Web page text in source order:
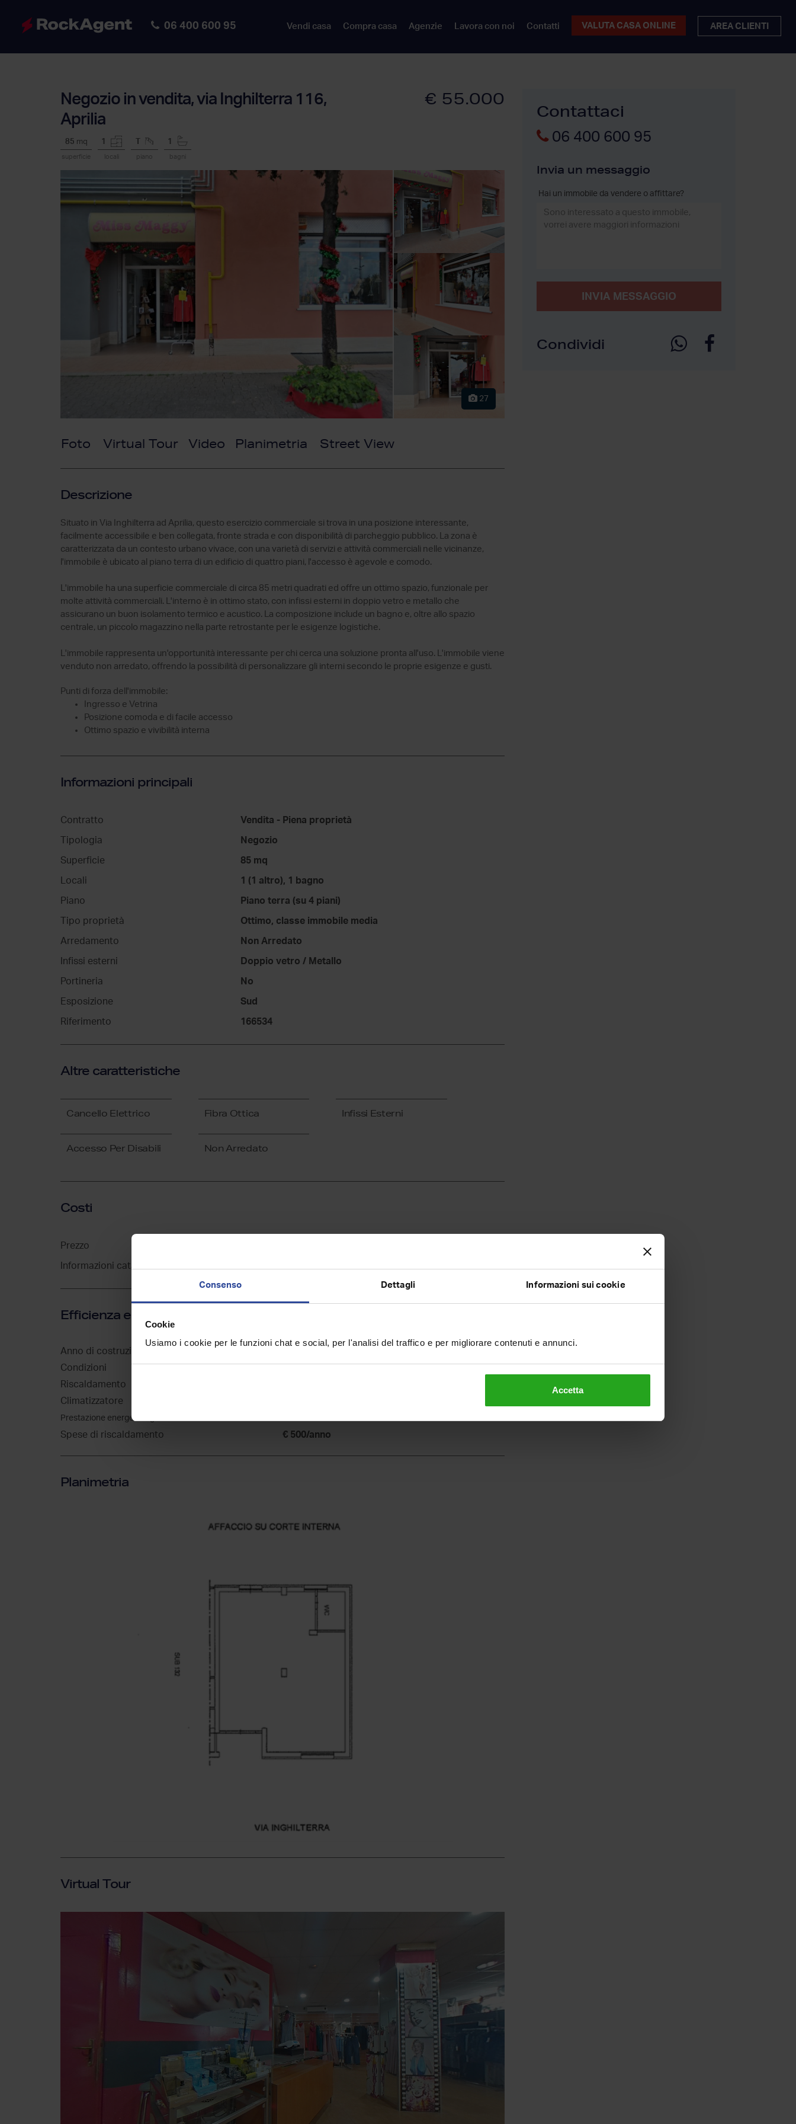
Consenso Dettagli Informazioni sui cookie
Cookie
Usiamo i cookie per le funzioni chat e social, per l'analisi del traffico e per migliorare contenuti e annunci.
Accetta
06 400 600 95 Vendi casa Compra casa Agenzie Lavora con noi Contatti VALUTA CASA ONLINE AREA CLIENTI
Negozio in vendita, via Inghilterra 116,
Aprilia
€ 55.000
85 mq
superficie
1
locali piano
1
bagni
27
Foto Virtual Tour Video Planimetria Street View
Descrizione
Situato in Via Inghilterra ad Aprilia, questo esercizio commerciale si trova in una posizione interessante,
facilmente accessibile e ben collegata, fronte strada e con disponibilità di parcheggio pubblico. La zona è
caratterizzata da un contesto urbano vivace, con una varietà di servizi e attività commerciali nelle vicinanze,
l'immobile è ubicato al piano terra di un edificio di quattro piani, l'accesso è agevole e comodo.
L'immobile ha una superficie commerciale di circa 85 metri quadrati ed offre un ottimo spazio, funzionale per
molte attività commerciali. L'interno è in ottimo stato, con infissi esterni in doppio vetro e metallo che
assicurano un buon isolamento termico e acustico. La composizione include un bagno e, oltre allo spazio
centrale, un piccolo magazzino nella parte retrostante per le esigenze logistiche.
L'immobile rappresenta un'opportunità interessante per chi cerca una soluzione pronta all'uso. L'immobile viene
venduto non arredato, offrendo la possibilità di personalizzare gli interni secondo le proprie esigenze e gusti.
Punti di forza dell'immobile:
Ingresso e Vetrina
Posizione comoda e di facile accesso
Ottimo spazio e vivibilità interna
Informazioni principali
Contratto Vendita - Piena proprietà
Tipologia Negozio
Superficie 85 mq
Locali 1 (1 altro), 1 bagno
Piano Piano terra (su 4 piani)
Tipo proprietà Ottimo, classe immobile media
Arredamento Non Arredato
Infissi esterni Doppio vetro / Metallo
Portineria No
Esposizione Sud
Riferimento 166534
Altre caratteristiche
Cancello Elettrico Fibra Ottica Infissi Esterni
Accesso Per Disabili Non Arredato
Costi
Prezzo
Informazioni catastali
Efficienza energetica
Anno di costruzione
Condizioni
Riscaldamento
Climatizzatore
Prestazione energetica globale
Spese di riscaldamento
€ 500/anno
Planimetria
Virtual Tour
Contattaci
06 400 600 95
Invia un messaggio
Hai un immobile da vendere o affittare?
INVIA MESSAGGIO
Condividi